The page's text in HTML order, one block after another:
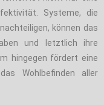
Systeme, die
können das
und letztlich ihre
hingegen fördert eine
Wohlbefinden aller